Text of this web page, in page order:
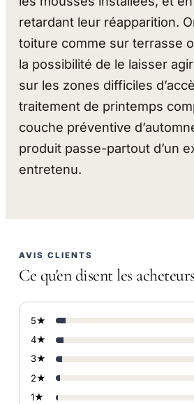
retardant leur réapparition.
toiture comme sur terrasse
la possibilité de le laisser
sur les zones difficiles
traitement de printemps
couche préventive
produit passe-partout d’un
entretenu.
AVIS CLIENTS
Ce qu'en disent les
5★
4★
3★
2★
1★